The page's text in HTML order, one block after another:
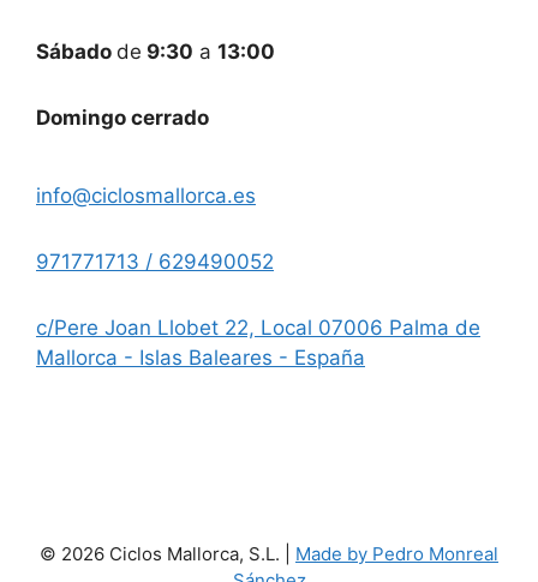
Sábado de 9:30 a 13:00
Domingo cerrado
info@ciclosmallorca.es
971771713 / 629490052
c/Pere Joan Llobet 22, Local 07006 Palma de
Mallorca - Islas Baleares - España
© 2026 Ciclos Mallorca, S.L. | Made by Pedro Monreal